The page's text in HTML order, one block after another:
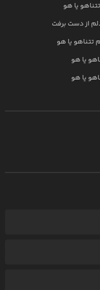
یا هو
از دست برفت
یا هو
یا هو
یا هو